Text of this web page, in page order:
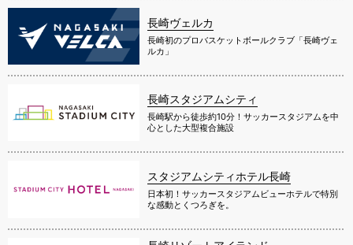
長崎ヴェルカ
長崎初のプロバスケットボールクラブ「長崎ヴェ
ルカ」
長崎スタジアムシティ
長崎駅から徒歩約10分！サッカースタジアムを中
心とした大型複合施設
スタジアムシティホテル長崎
日本初！サッカースタジアムビューホテルで特別
な感動とくつろぎを。